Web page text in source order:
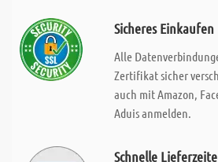
Sicheres Einkaufen
Alle
Zertifikat sicher
auch mit Amazon,
Aduis anmelden.
Schnelle